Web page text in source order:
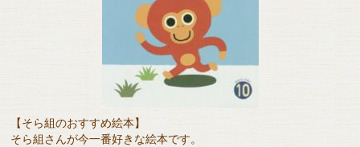
【そら組のおすすめ絵本】
そら組さんが今一番好きな絵本です。